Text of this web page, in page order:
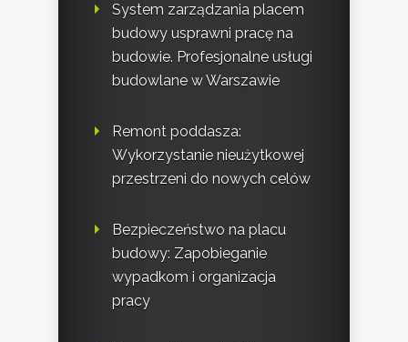
System zarządzania placem
budowy usprawni pracę na
budowie. Profesjonalne usługi
budowlane w Warszawie
Remont poddasza:
Wykorzystanie nieużytkowej
przestrzeni do nowych celów
Bezpieczeństwo na placu
budowy: Zapobieganie
wypadkom i organizacja
pracy